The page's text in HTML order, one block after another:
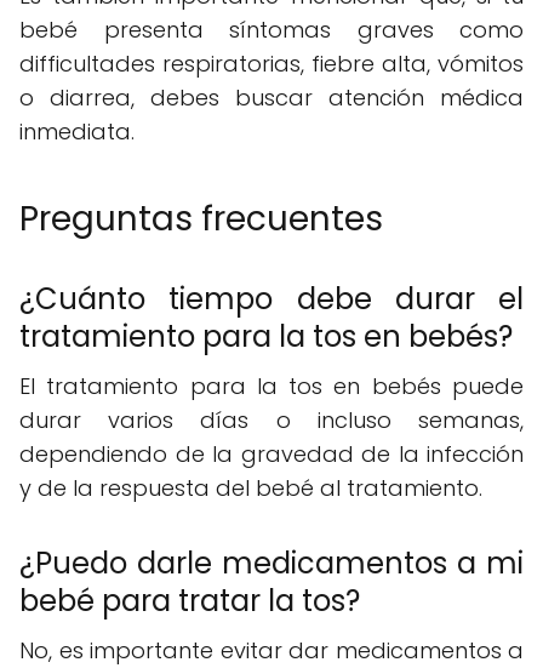
bebé presenta síntomas graves como
difficultades respiratorias, fiebre alta, vómitos
o diarrea, debes buscar atención médica
inmediata.
Preguntas frecuentes
¿Cuánto tiempo debe durar el
tratamiento para la tos en bebés?
El tratamiento para la tos en bebés puede
durar varios días o incluso semanas,
dependiendo de la gravedad de la infección
y de la respuesta del bebé al tratamiento.
¿Puedo darle medicamentos a mi
bebé para tratar la tos?
No, es importante evitar dar medicamentos a